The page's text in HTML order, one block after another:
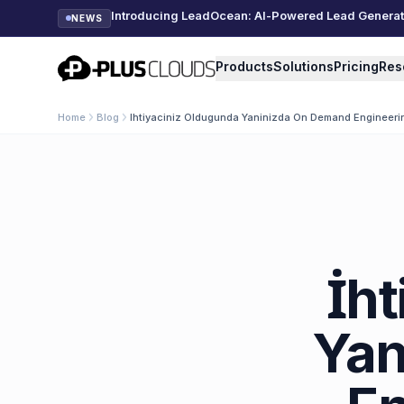
NEWS Introducing LeadOcean: AI-Powered Lead
PlusClouds ProductsSolutionsPricing
Home Blog Ihtiyaciniz Oldugunda Yaninizda On Demand